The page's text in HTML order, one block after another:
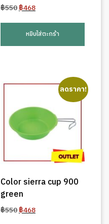
฿550Original
฿550.
฿468Current
is:
฿468.
หยิบใส่ตะกร้า
ลดราคา!
Color sierra cup 900
green
฿550Original
฿468Current